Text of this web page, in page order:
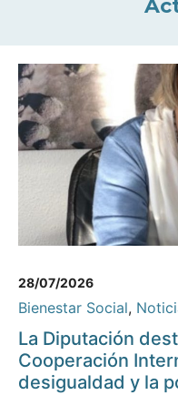
28/07/2026
Bienestar Social,
La Diputación
Cooperación
desigualdad y la